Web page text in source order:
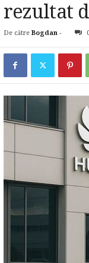
rezultat
De către Bogdan-